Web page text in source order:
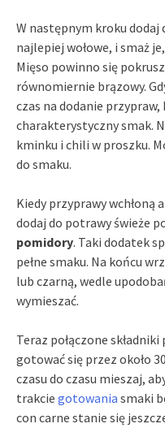
W następnym kroku
najlepiej wołowe, i smaż
Mięso powinno się
równomiernie brązowy.
czas na dodanie
charakterystyczny smak.
kminku i chili w proszku.
do smaku.
Kiedy przyprawy wchłoną
dodaj do potrawy świeże
pomidory. Taki dodatek
pełne smaku. Na końcu
lub czarną, wedle
wymieszać.
Teraz połączone
gotować się przez około
czasu do czasu mieszaj,
trakcie gotowania smaki
con carne stanie się